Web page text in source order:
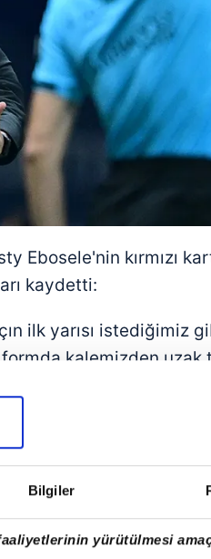
Bilgiler
yürütülmesi
Ebosele'nin kırmızı
kaydetti:
ilk yarısı istediğimiz
kalemizden uzak
iyi yaptık. İkinci yarıda
kart bizi bir kişi
ise bir hayal
istediğimiz
kazanmak
takım çok güçlü. Ne
Bu maçı